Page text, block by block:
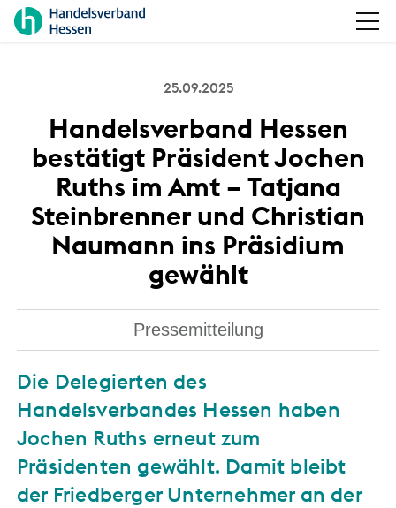
25.09.2025
Handelsverband Hessen
bestätigt Präsident Jochen
Ruths im Amt – Tatjana
Steinbrenner und Christian
Naumann ins Präsidium
gewählt
Pressemitteilung
Die Delegierten des
Handelsverbandes Hessen haben
Jochen Ruths erneut zum
Präsidenten gewählt. Damit bleibt
der Friedberger Unternehmer an der